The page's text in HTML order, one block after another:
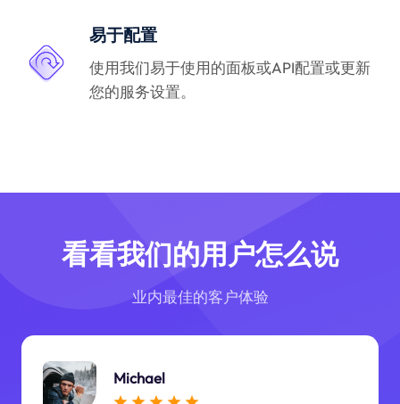
易于配置
使用我们易于使用的面板或API配置或更新
您的服务设置。
看看我们的用户怎么说
业内最佳的客户体验
Michael